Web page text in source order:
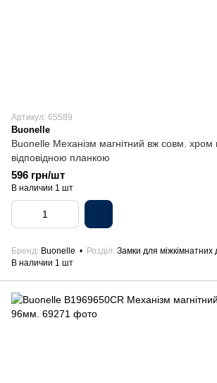
Артикул: 65589
Buonelle
Buonelle Механізм магнітний вж совм.
відповідною планкою
596 грн/шт
В наличии 1 шт
Бренд Buonelle Розділ Замки для міжкімнатних
В наличии 1 шт